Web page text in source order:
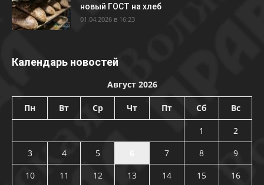
новый ГОСТ на хлеб
01.04.2026 в 16:23
Календарь новостей
Август 2026
Пн Вт Ср Чт Пт Сб Вс
1
2
3
4 5 7 8
9
10
11 12 13 14 15
16